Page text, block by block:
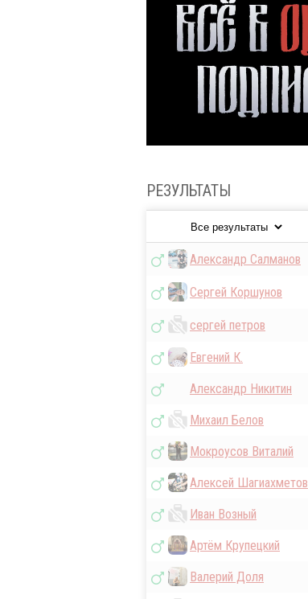
РЕЗУЛЬТАТЫ
Александр Салманов
Сергей Коршунов
сергей петров
Евгений К.
Александр Никитин
Михаил Белов
Мокроусов Виталий
Алексей Шагиахметов
Иван Возный
Артём Крупецкий
Валерий Доля